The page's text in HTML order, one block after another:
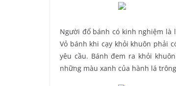
Người đổ bánh có kinh nghiệm là
Vỏ bánh khi cạy khỏi khuôn phải
yêu cầu. Bánh đem ra khỏi
những màu xanh của hành lá